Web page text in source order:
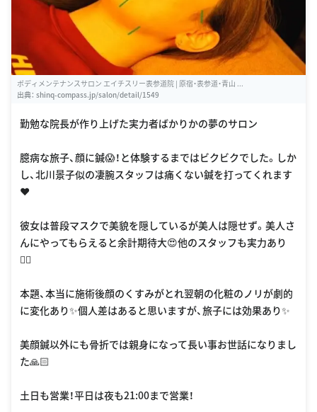
ボディメンテナンスサロン エイチスリー表参道院 | 原宿・表参道・青山 ...
出典： shinq-compass.jp/salon/detail/1549
勤勉な院長が作り上げた実力者ばかりかの夢のサロン
臆病な旅子、顔に鍼😱！と体験するまではビクビクでした。しか
し、北川景子似の凄腕スタッフは痛くない鍼を打ってくれます
❤️
彼女は普段マスクで美貌を隠しているが美人は隠せず。美人さ
んにやってもらえると余計期待大😍他のスタッフも実力あり
👍🏻
本題、本当に施術後顔のくすみがとれ翌朝の化粧のノリが劇的
に変化あり✨個人差はあると思いますが、旅子には効果あり✨
美顔鍼以外にも骨折では親身になって長い事お世話になりまし
た🙏🏻
土日も営業！平日は夜も21:00まで営業！